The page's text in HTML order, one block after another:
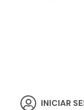
INICIAR